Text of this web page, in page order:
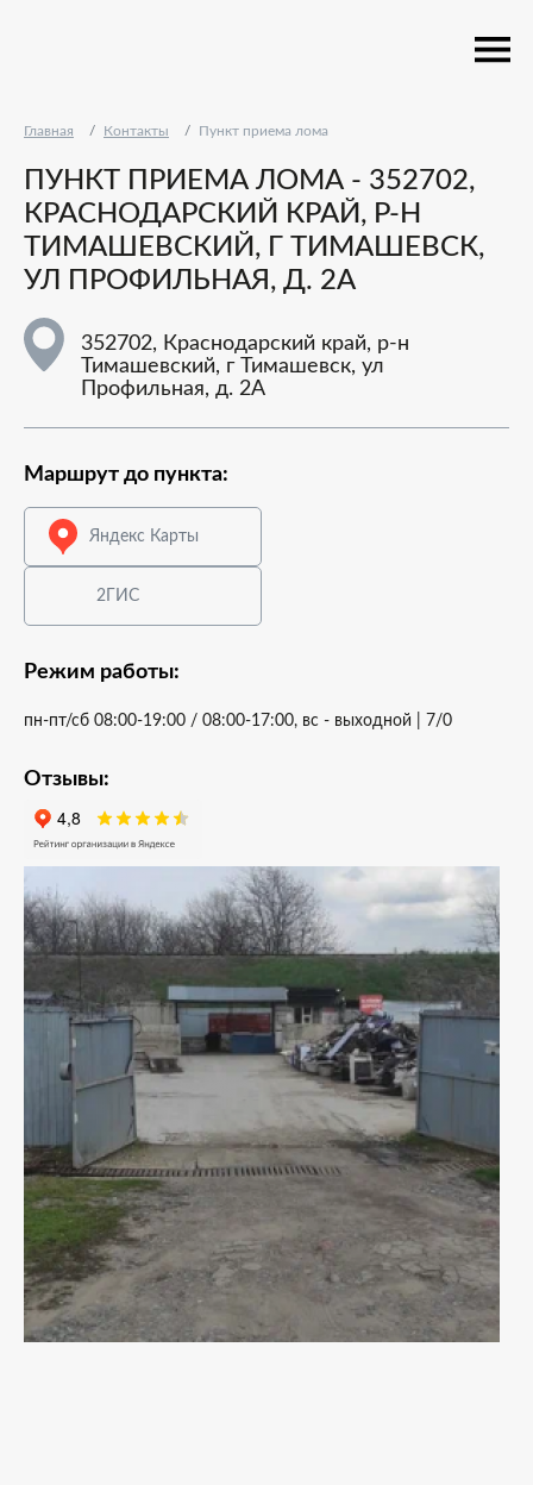
Главная Контакты Пункт приема лома
ПУНКТ ПРИЕМА ЛОМА - 352702,
КРАСНОДАРСКИЙ КРАЙ, Р-Н
ТИМАШЕВСКИЙ, Г ТИМАШЕВСК,
УЛ ПРОФИЛЬНАЯ, Д. 2А
352702, Краснодарский край, р-н
Тимашевский, г Тимашевск, ул
Профильная, д. 2А
Маршрут до пункта:
Яндекс Карты
2ГИС
Режим работы:
пн-пт/сб 08:00-19:00 / 08:00-17:00, вс - выходной | 7/0
Отзывы: